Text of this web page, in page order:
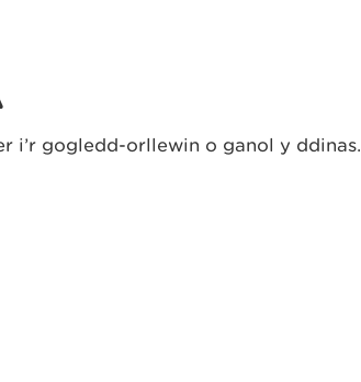
i’r gogledd-orllewin o ganol y ddinas.